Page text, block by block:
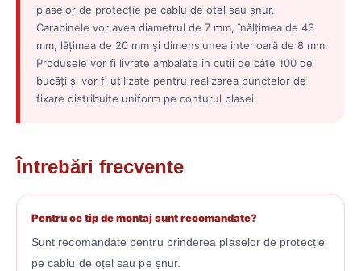
plaselor de protecție pe cablu de oțel sau șnur.
Carabinele vor avea diametrul de 7 mm, înălțimea de 43
mm, lățimea de 20 mm și dimensiunea interioară de 8 mm.
Produsele vor fi livrate ambalate în cutii de câte 100 de
bucăți și vor fi utilizate pentru realizarea punctelor de
fixare distribuite uniform pe conturul plasei.
Întrebări frecvente
Pentru ce tip de montaj sunt recomandate?
Sunt recomandate pentru prinderea plaselor de protecție
pe cablu de oțel sau pe șnur.